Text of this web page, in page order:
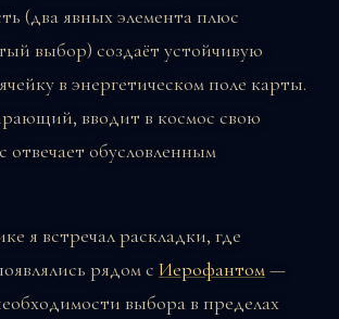
(два явных элемента плюс
выбор) создаёт устойчивую
в энергетическом поле карты.
вводит в космос свою
отвечает обусловленным
я встречал раскладки, где
рядом с Иерофантом—
выбора в пределах